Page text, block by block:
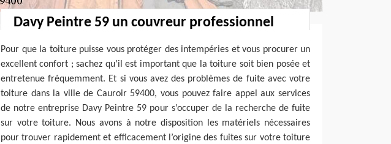
Davy Peintre 59 un couvreur professionnel
Pour que la toiture puisse vous protéger des intempéries et vous procurer un
excellent confort ; sachez qu’il est important que la toiture soit bien posée et
entretenue fréquemment. Et si vous avez des problèmes de fuite avec votre
toiture dans la ville de Cauroir 59400, vous pouvez faire appel aux services
de notre entreprise Davy Peintre 59 pour s’occuper de la recherche de fuite
sur votre toiture. Nous avons à notre disposition les matériels nécessaires
pour trouver rapidement et efficacement l’origine des fuites sur votre toiture